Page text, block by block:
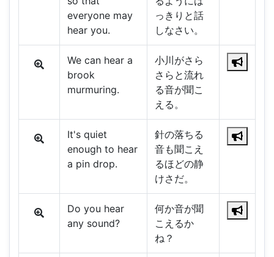
everyone may
hear you.
っきりと話
しなさい。
We can hear a
brook
murmuring.
小川がさら
さらと流れ
る音が聞こ
える。
It's quiet
enough to hear
a pin drop.
針の落ちる
音も聞こえ
るほどの静
けさだ。
Do you hear
any sound?
何か音が聞
こえるか
ね？